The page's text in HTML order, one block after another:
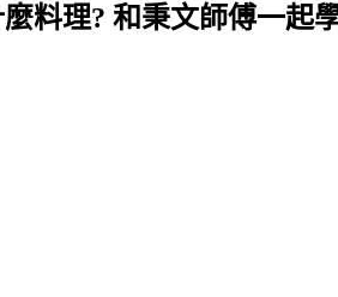
麼料理? 和秉文師傅一